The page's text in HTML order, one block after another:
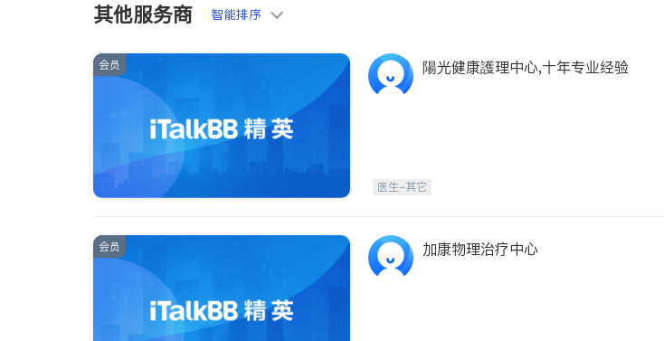
其他服务商 智能排序
会员 陽光健康護理中心,十年专业经验
医生-其它
会员 加康物理治疗中心